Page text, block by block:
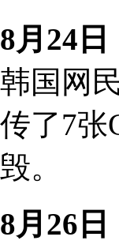
8月24
韩国网
传了7张
毁。
8月26